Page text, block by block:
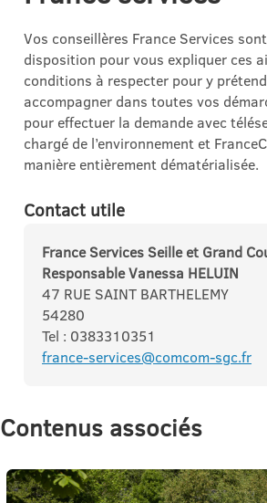
Vos conseillères France Services
disposition pour vous expliquer ces
conditions à respecter pour y
accompagner dans toutes vos
pour effectuer la demande avec
chargé de l’environnement et
manière entièrement dématérialisée.
Contact utile
France Services Seille et Grand
Responsable Vanessa HELUIN
47 RUE SAINT BARTHELEMY
54280
Tel : 0383310351
france-services@comcom-sgc.fr
Contenus associés